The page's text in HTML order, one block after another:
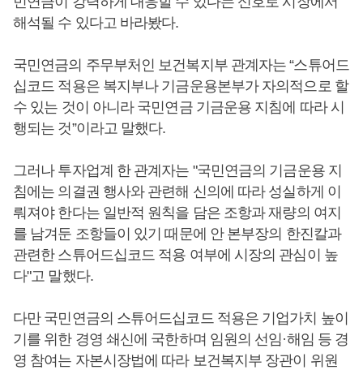
해석될 수 있다고 바라봤다.
국민연금의 주무부처인 보건복지부 관계자는 “스튜어드
십코드 적용은 복지부나 기금운용본부가 자의적으로 할
수 있는 것이 아니라 국민연금 기금운용 지침에 따라 시
행되는 것”이라고 말했다.
그러나 투자업계 한 관계자는 "국민연금의 기금운용 지
침에는 의결권 행사와 관련해 신의에 따라 성실하게 이
뤄져야 한다는 일반적 원칙을 담은 조항과 재량의 여지
를 남겨둔 조항들이 있기 때문에 안 본부장의 한진칼과
관련한 스튜어드십코드 적용 여부에 시장의 관심이 높
다"고 말했다.
다만 국민연금의 스튜어드십코드 적용은 기업가치 높이
기를 위한 경영 쇄신에 국한하며 임원의 선임·해임 등 경
영 참여는 자본시장법에 따라 보건복지부 장관이 위원